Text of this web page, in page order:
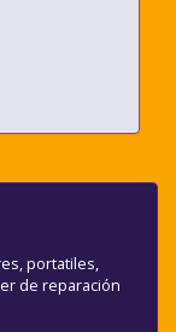
portatiles,
de reparación